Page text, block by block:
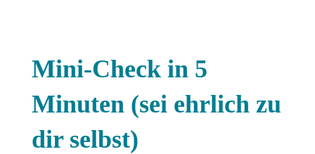
Mini-Check in 5
Minuten (sei ehrlich zu
dir selbst)